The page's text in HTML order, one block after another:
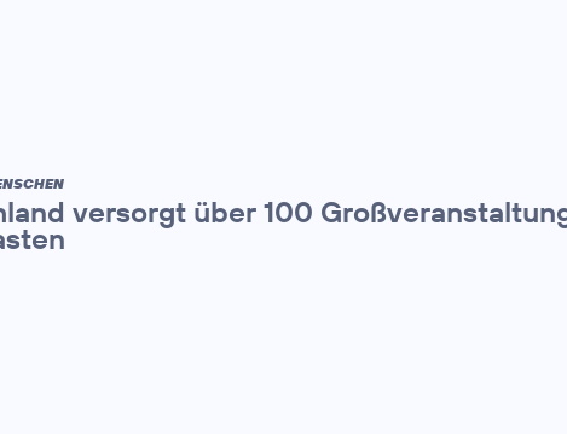
versorgt über 100